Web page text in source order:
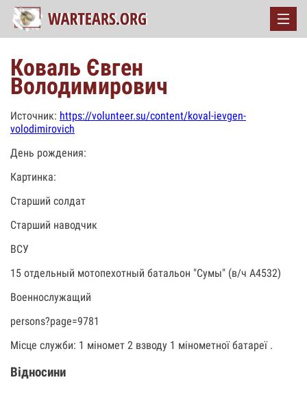
Коваль Євген
Володимирович
Источник: https://volunteer.su/content/koval-ievgen-
volodimirovich
День рождения:
Картинка:
Старший солдат
Старший наводчик
ВСУ
15 отдельный мотопехотный батальон "Сумы" (в/ч А4532)
Военнослужащий
persons?page=9781
Місце служби: 1 міномет 2 взводу 1 мінометної батареї .
Відносини